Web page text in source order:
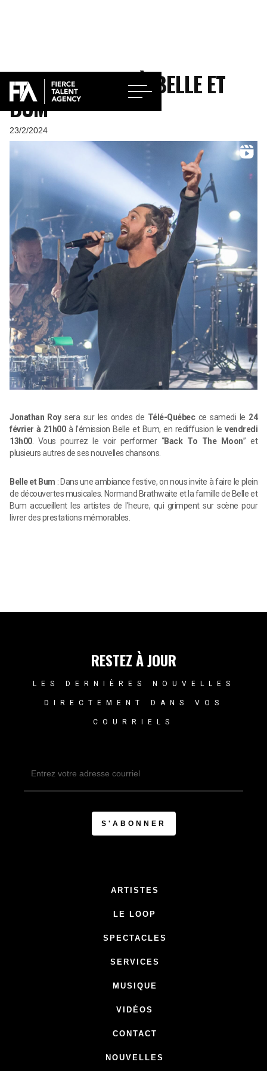
JONATHAN ROY À BELLE ET
BUM
23/2/2024
Jonathan Roysera sur les ondes de Télé-Québecce samedi le 24
février à 21h00à l’émission Belle et Bum, en rediffusion levendredi
13h00. Vous pourrez le voir performer “Back To The Moon” et
plusieurs autres de ses nouvelles chansons.
Belle et Bum : Dans une ambiance festive, on nous invite à faire le plein
de découvertes musicales. Normand Brathwaite et la famille de Belle et
Bum accueillent les artistes de l'heure, qui grimpent sur scène pour
livrer des prestations mémorables.
RESTEZ À JOUR
LES DERNIÈRES NOUVELLES
DIRECTEMENT DANS VOS
COURRIELS
ARTISTES
LE LOOP
SPECTACLES
SERVICES
MUSIQUE
VIDÉOS
CONTACT
NOUVELLES